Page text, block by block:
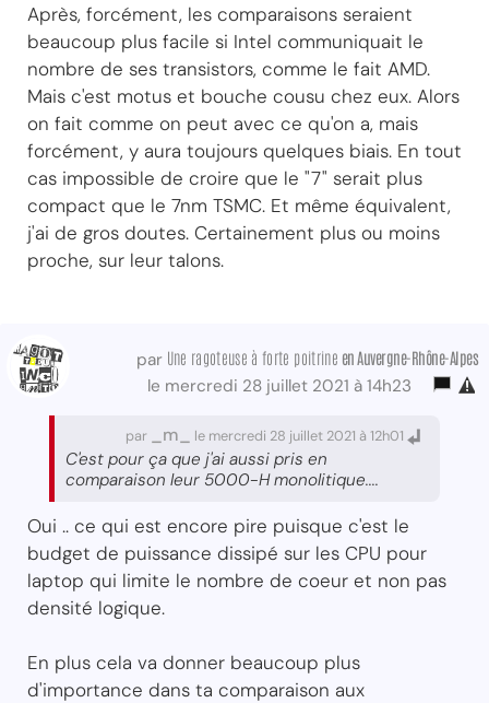
Après, forcément, les comparaisons seraient
beaucoup plus facile si Intel communiquait le
nombre de ses transistors, comme le fait AMD.
Mais c'est motus et bouche cousu chez eux. Alors
on fait comme on peut avec ce qu'on a, mais
forcément, y aura toujours quelques biais. En tout
cas impossible de croire que le "7" serait plus
compact que le 7nm TSMC. Et même équivalent,
j'ai de gros doutes. Certainement plus ou moins
proche, sur leur talons.
par Une ragoteuse à forte poitrine en Auvergne-Rhône-Alpes
le mercredi 28 juillet 2021 à 14h23
par _m_ le mercredi 28 juillet 2021 à 12h01
C'est pour ça que j'ai aussi pris en
comparaison leur 5000-H monolitique....
Oui .. ce qui est encore pire puisque c'est le
budget de puissance dissipé sur les CPU pour
laptop qui limite le nombre de coeur et non pas
densité logique.
En plus cela va donner beaucoup plus
d'importance dans ta comparaison aux